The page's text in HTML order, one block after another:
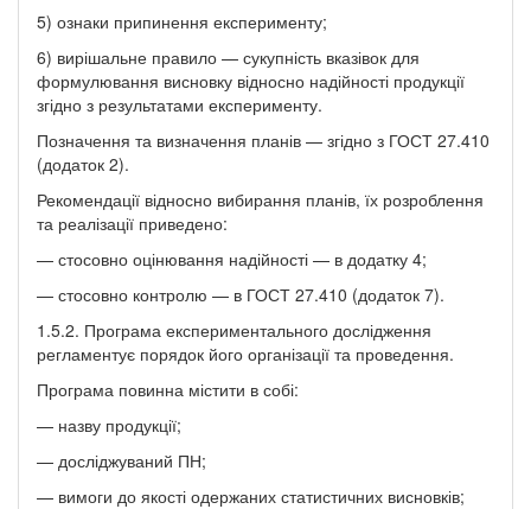
5) ознаки припинення експерименту;
6) вирішальне правило — сукупність вказівок для
формулювання висновку відносно надійності продукції
згідно з результатами експерименту.
Позначення та визначення планів — згідно з ГОСТ 27.410
(додаток 2).
Рекомендації відносно вибирання планів, їх розроблення
та реалізації приведено:
— стосовно оцінювання надійності — в додатку 4;
— стосовно контролю — в ГОСТ 27.410 (додаток 7).
1.5.2. Програма експериментального дослідження
регламентує порядок його організації та проведення.
Програма повинна містити в собі:
— назву продукції;
— досліджуваний ПН;
— вимоги до якості одержаних статистичних висновків;